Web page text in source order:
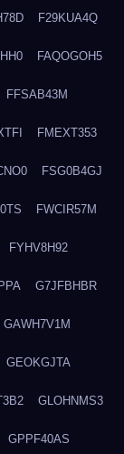
F29KUA4Q
FAQOGOH5
FFSAB43M
FMEXT353
FSG0B4GJ
FWCIR57M
FYHV8H92
G7JFBHBR
GAWH7V1M
GEOKGJTA
GLOHNMS3
GPPF40AS